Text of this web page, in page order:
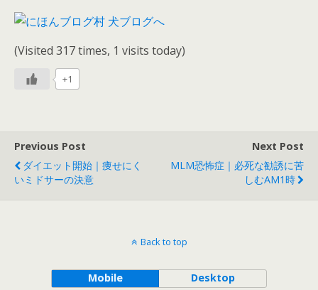
(Visited 317 times, 1 visits today)
+1
Previous Post
ダイエット開始｜痩せにく
いミドサーの決意
Next Post
MLM恐怖症｜必死な勧誘に苦
しむAM1時
Back to top
Mobile Desktop